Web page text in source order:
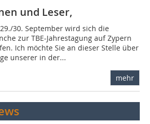
und Leser,
30. September wird sich die
zur TBE-Jahrestagung auf Zypern
Ich möchte Sie an dieser Stelle über
unserer in der...
mehr